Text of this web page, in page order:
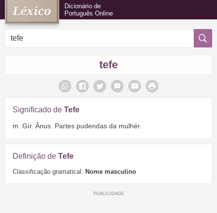
Dicionário de
Português Online
tefe
Significado de Tefe
m. Gír. Ânus. Partes pudendas da mulhér.
Definição de Tefe
Classificação gramatical: Nome masculino